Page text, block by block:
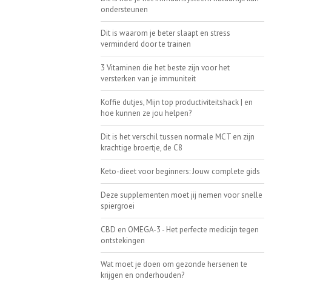
ondersteunen
Dit is waarom je beter slaapt en stress
verminderd door te trainen
3 Vitaminen die het beste zijn voor het
versterken van je immuniteit
Koffie dutjes, Mijn top productiviteitshack | en
hoe kunnen ze jou helpen?
Dit is het verschil tussen normale MCT en zijn
krachtige broertje, de C8
Keto-dieet voor beginners: Jouw complete gids
Deze supplementen moet jij nemen voor snelle
spiergroei
CBD en OMEGA-3 - Het perfecte medicijn tegen
ontstekingen
Wat moet je doen om gezonde hersenen te
krijgen en onderhouden?